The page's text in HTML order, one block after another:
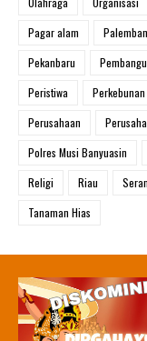
Pagar alam
Pekanbaru
Peristiwa
Perkebunan
Perusahaan
Polres Musi Banyuasin
Religi
Riau
Tanaman Hias